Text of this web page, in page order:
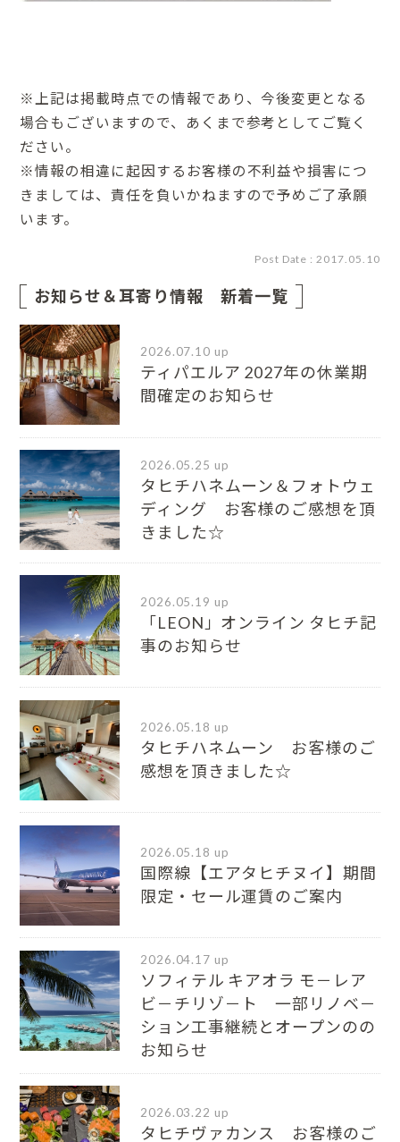
※上記は掲載時点での情報であり、今後変更となる
場合もございますので、あくまで参考としてご覧く
ださい。
※情報の相違に起因するお客様の不利益や損害につ
きましては、責任を負いかねますので予めご了承願
います。
Post Date : 2017.05.10
お知らせ＆耳寄り情報 新着一覧
2026.07.10 up
ティパエルア 2027年の休業期
間確定のお知らせ
2026.05.25 up
タヒチハネムーン＆フォトウェ
ディング お客様のご感想を頂
きました☆
2026.05.19 up
「LEON」オンライン タヒチ記
事のお知らせ
2026.05.18 up
タヒチハネムーン お客様のご
感想を頂きました☆
2026.05.18 up
国際線【エアタヒチヌイ】期間
限定・セール運賃のご案内
2026.04.17 up
ソフィテル キアオラ モ－レア
ビ－チリゾ－ト 一部リノベ－
ション工事継続とオープンのの
お知らせ
2026.03.22 up
タヒチヴァカンス お客様のご